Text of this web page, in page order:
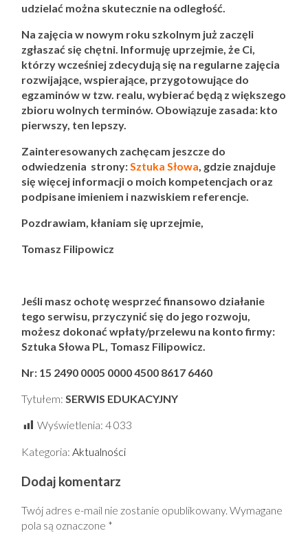
udzielać można skutecznie na odległość.
Na zajęcia w nowym roku szkolnym już zaczęli
zgłaszać się chętni. Informuję uprzejmie, że Ci,
którzy wcześniej zdecydują się na regularne zajęcia
rozwijające, wspierające, przygotowujące do
egzaminów w tzw. realu, wybierać będą z większego
zbioru wolnych terminów. Obowiązuje zasada: kto
pierwszy, ten lepszy.
Zainteresowanych zachęcam jeszcze do
odwiedzenia strony:Sztuka Słowa, gdzie znajduje
się więcej informacji o moich kompetencjach oraz
podpisane imieniem i nazwiskiem referencje.
Pozdrawiam, kłaniam się uprzejmie,
Tomasz Filipowicz
Jeśli masz ochotę wesprzeć finansowo działanie
tego serwisu, przyczynić się do jego rozwoju,
możesz dokonać wpłaty/przelewu na konto firmy:
Sztuka Słowa PL, Tomasz Filipowicz.
Nr: 15 2490 0005 0000 4500 8617 6460
Tytułem:SERWIS EDUKACYJNY
Wyświetlenia:4 033
Kategoria:Aktualności
Dodaj komentarz
Twój adres e-mail nie zostanie opublikowany. Wymagane
pola są oznaczone *